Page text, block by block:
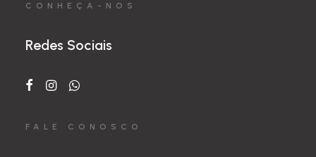
CONHEÇA-NOS
Redes Sociais
FALE CONOSCO